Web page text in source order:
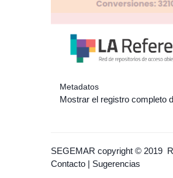
Metadatos
Mostrar el registro completo
SEGEMAR copyright © 2019
Contacto | Sugerencias